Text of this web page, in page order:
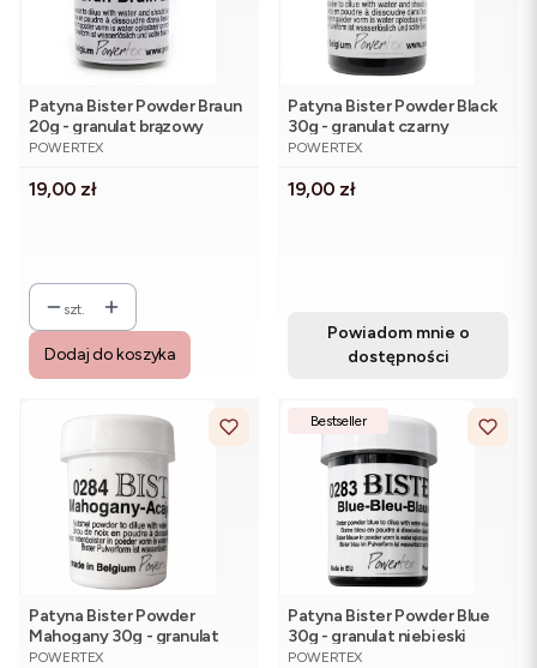
Patyna Bister Powder Braun
20g - granulat brązowy
PRODUCENT
POWERTEX
Cena
19,00 zł
szt.
Dodaj do koszyka
Patyna Bister Powder Black
30g - granulat czarny
PRODUCENT
POWERTEX
Cena
19,00 zł
Powiadom mnie o
dostępności
Patyna Bister Powder
Mahogany 30g - granulat
mahoń
PRODUCENT
POWERTEX
Bestseller
Patyna Bister Powder Blue
30g - granulat niebieski
PRODUCENT
POWERTEX